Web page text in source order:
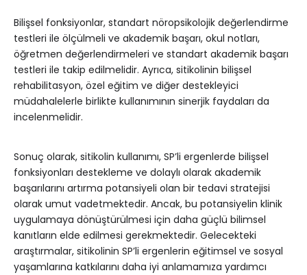
Bilişsel fonksiyonlar, standart nöropsikolojik değerlendirme
testleri ile ölçülmeli ve akademik başarı, okul notları,
öğretmen değerlendirmeleri ve standart akademik başarı
testleri ile takip edilmelidir. Ayrıca, sitikolinin bilişsel
rehabilitasyon, özel eğitim ve diğer destekleyici
müdahalelerle birlikte kullanımının sinerjik faydaları da
incelenmelidir.
Sonuç olarak, sitikolin kullanımı, SP’li ergenlerde bilişsel
fonksiyonları destekleme ve dolaylı olarak akademik
başarılarını artırma potansiyeli olan bir tedavi stratejisi
olarak umut vadetmektedir. Ancak, bu potansiyelin klinik
uygulamaya dönüştürülmesi için daha güçlü bilimsel
kanıtların elde edilmesi gerekmektedir. Gelecekteki
araştırmalar, sitikolinin SP’li ergenlerin eğitimsel ve sosyal
yaşamlarına katkılarını daha iyi anlamamıza yardımcı